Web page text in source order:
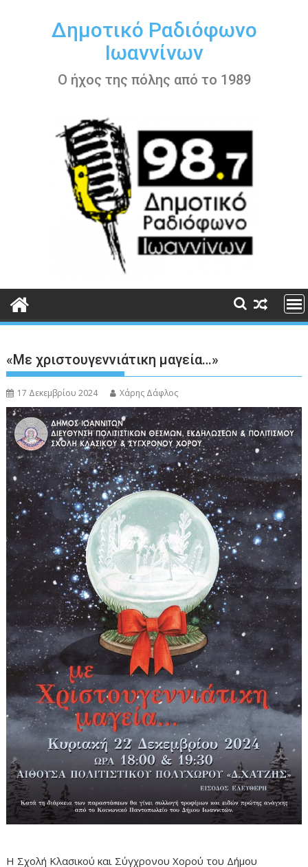
περιεχόμενοΔημοτικό Ραδιόφωνο
Ιωαννίνων
Ο ήχος της πόλης από το 1989
«Με χριστουγεννιάτικη μαγεία…»
17 Δεκεμβρίου 2024 Χάρης Δάφλος
Η Σχολή Κλασικού και Σύγχρονου Χορού του Δήμου